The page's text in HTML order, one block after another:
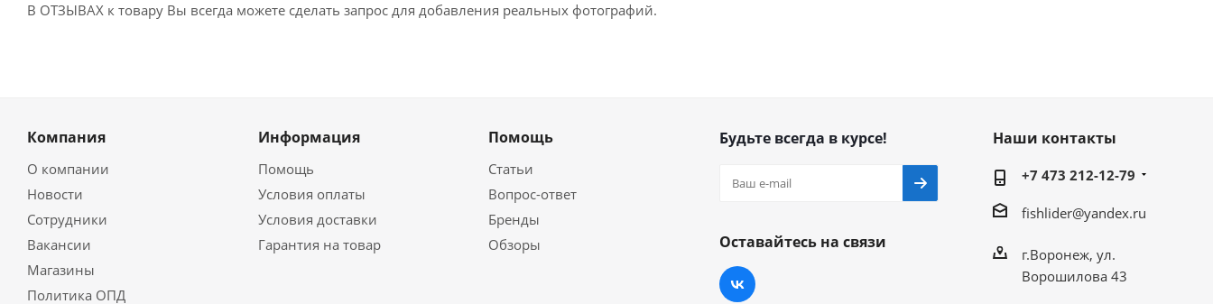
В ОТЗЫВАХ к товару Вы всегда можете сделать запрос для добавления реальных фотографий.
Компания
О компании
Новости
Сотрудники
Вакансии
Магазины
Политика ОПД
Информация
Помощь
Условия оплаты
Условия доставки
Гарантия на товар
Помощь
Статьи
Вопрос-ответ
Бренды
Обзоры
Будьте всегда в курсе!
Оставайтесь на связи
Наши контакты
+7 473 212-12-79
fishlider@yandex.ru
г.Воронеж, ул.
Ворошилова 43